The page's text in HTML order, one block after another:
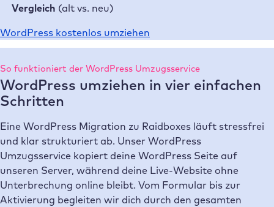
Vergleich (alt vs. neu)
WordPress kostenlos umziehen
So funktioniert der WordPress Umzugsservice
WordPress umziehen in vier einfachen
Schritten
Eine WordPress Migration zu Raidboxes läuft stressfrei
und klar strukturiert ab. Unser WordPress
Umzugsservice kopiert deine WordPress Seite auf
unseren Server, während deine Live-Website ohne
Unterbrechung online bleibt. Vom Formular bis zur
Aktivierung begleiten wir dich durch den gesamten